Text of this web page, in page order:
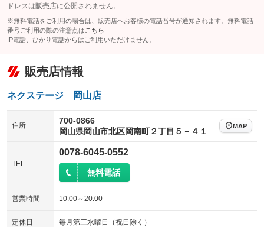
ドレスは販売店に公開されません。
※無料電話をご利用の場合は、販売店へお客様の電話番号が通知されます。無料電話
番号ご利用の際の注意点は こちら
IP電話、ひかり電話からはご利用いただけません。
販売店情報
ネクステージ 岡山店
住所
700-0866
岡山県岡山市北区岡南町２丁目５－４１
MAP
TEL
0078-6045-0552
無料電話
営業時間 10:00～20:00
定休日 毎月第三水曜日（祝日除く）